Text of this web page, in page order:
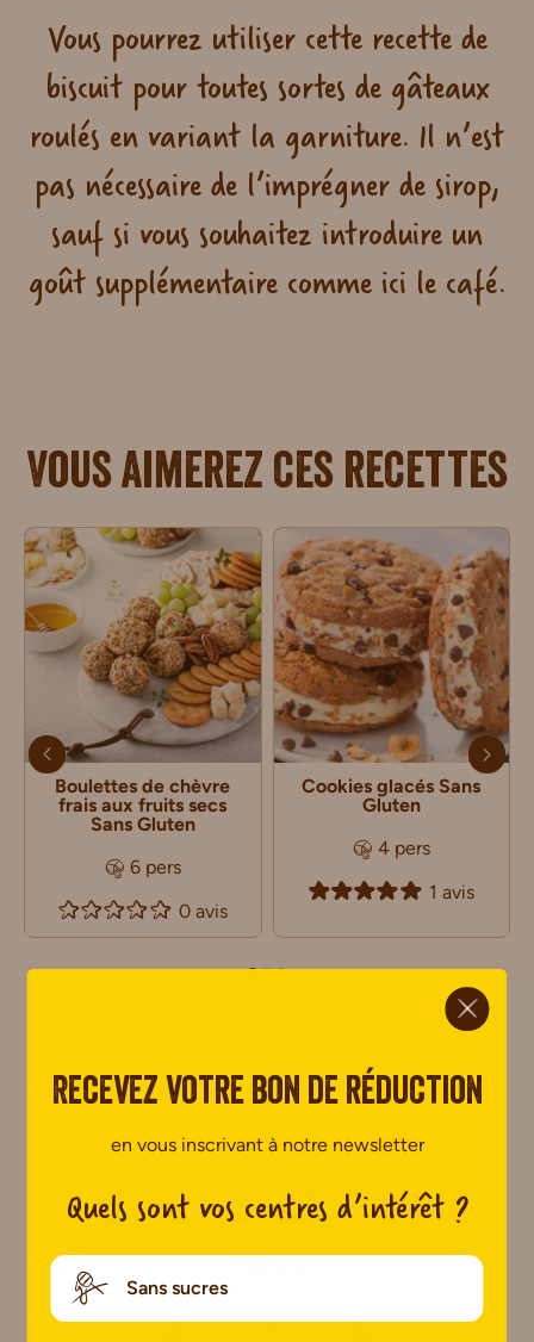
Vous pourrez utiliser cette recette de
biscuit pour toutes sortes de gâteaux
roulés en variant la garniture. Il n’est
pas nécessaire de l’imprégner de sirop,
sauf si vous souhaitez introduire un
goût supplémentaire comme ici le café.
Vous aimerez ces recettes
Boulettes de chèvre
frais aux fruits secs
Sans Gluten
6 pers
0 avis
Cookies glacés Sans
Gluten
4 pers
1 avis
Ils en parlentmieuxque
nous
Recevez votre bon de réduction
en vous inscrivant à notre newsletter
Quels sont vos centres d’intérêt ?
Sans sucres